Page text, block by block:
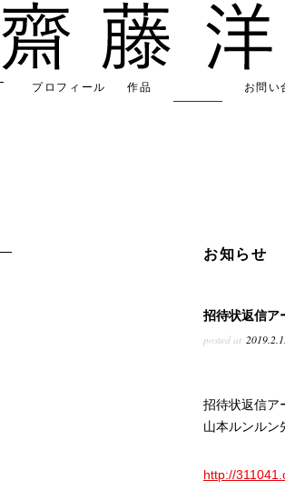
プロフィール 作品 お問い
お知らせ
招待状返信ア
posted at
招待状返信ア
山本ルンルン
http://